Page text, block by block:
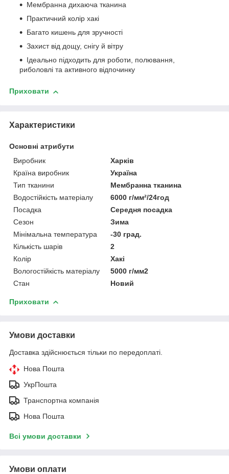
Мембранна дихаюча тканина
Практичний колір хакі
Багато кишень для зручності
Захист від дощу, снігу й вітру
Ідеально підходить для роботи, полювання,
риболовлі та активного відпочинку
Приховати
Характеристики
Основні атрибути
Виробник
Харків
Країна виробник
Україна
Тип тканини
Мембранна тканина
Водостійкість матеріалу
6000 г/мм²/24год
Посадка
Середня посадка
Сезон
Зима
Мінімальна температура
-30 град.
Кількість шарів
2
Колір
Хакі
Вологостійкість матеріалу
5000 г/мм2
Стан
Новий
Приховати
Умови доставки
Доставка здійснюється тільки по передоплаті.
Нова Пошта
УкрПошта
Транспортна компанія
Нова Пошта
Всі умови доставки
Умови оплати